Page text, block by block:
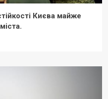
Києва майже